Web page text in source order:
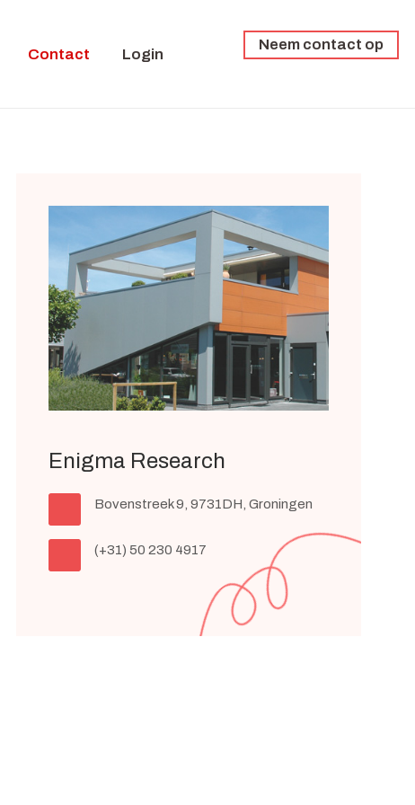
Contact Login
Neem contact op
Enigma Research
Bovenstreek 9, 9731DH, Groningen
(+31) 50 230 4917